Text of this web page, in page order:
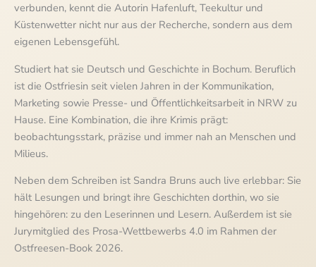
verbunden, kennt die Autorin Hafenluft, Teekultur und
Küstenwetter nicht nur aus der Recherche, sondern aus dem
eigenen Lebensgefühl.
Studiert hat sie Deutsch und Geschichte in Bochum. Beruflich
ist die Ostfriesin seit vielen Jahren in der Kommunikation,
Marketing sowie Presse- und Öffentlichkeitsarbeit in NRW zu
Hause. Eine Kombination, die ihre Krimis prägt:
beobachtungsstark, präzise und immer nah an Menschen und
Milieus.
Neben dem Schreiben ist Sandra Bruns auch live erlebbar: Sie
hält Lesungen und bringt ihre Geschichten dorthin, wo sie
hingehören: zu den Leserinnen und Lesern. Außerdem ist sie
Jurymitglied des Prosa-Wettbewerbs 4.0 im Rahmen der
Ostfreesen-Book 2026.